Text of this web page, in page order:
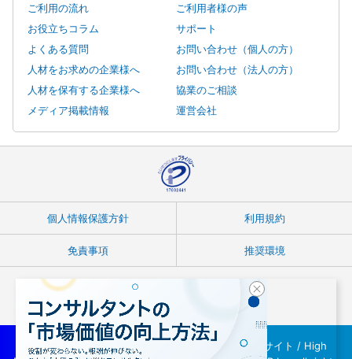
ご利用の流れ
ご利用者様の声
お役立ちコラム
サポート
よくある質問
お問い合わせ（個人の方）
人材をお求めの企業様へ
お問い合わせ（法人の方）
人材を保有する企業様へ
協業のご相談
メディア掲載情報
運営会社
個人情報保護方針 利用規約
免責事項 推奨環境
Copyright © フリーランスコンサルタント案件紹介サイト / High